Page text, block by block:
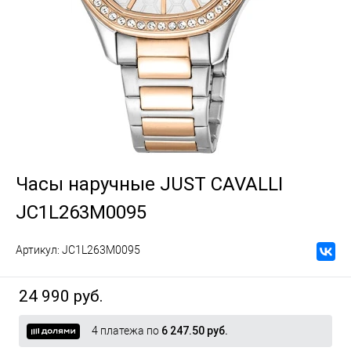
Часы наручные JUST CAVALLI
JC1L263M0095
Артикул: JC1L263M0095
24 990 руб.
4 платежа по 6 247.50 руб.